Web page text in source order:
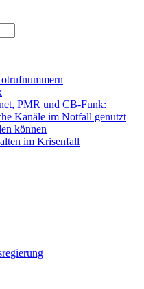
PMR und CB-Funk:
Kanäle im Notfall genutzt
können
im Krisenfall